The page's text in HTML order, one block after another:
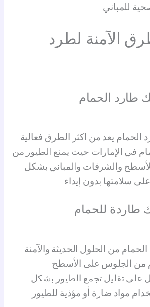
للمباني
الآمنة لطرد
طارد الحمام
يعد من اكثر الطرق فعالية
في الإمارات حيث يمنع الطيور من
والشرفات والمباني بشكل
سلامتها بدون إيذاء
طاردة للحمام
من الحلول الحديثة والآمنة
من الجلوس على الأسطح
على تقليل تجمع الطيور بشكل
مواد ضارة أو مؤذية للطيور